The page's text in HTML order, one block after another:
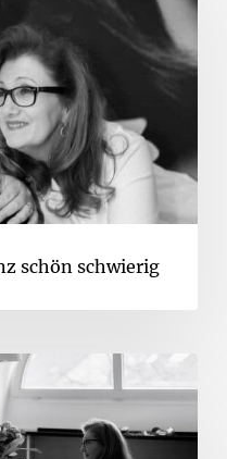
schön schwierig